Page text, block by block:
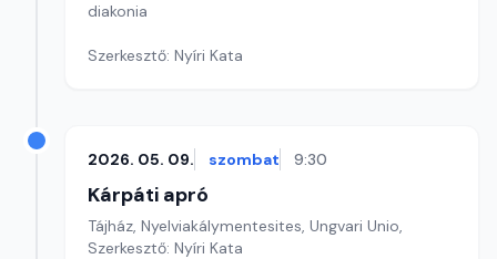
diakonia
Szerkesztő: Nyíri Kata
2026. 05. 09. szombat 9:30
Kárpáti apró
Tájház, Nyelviakálymentesites, Ungvari Unio,
Szerkesztő: Nyíri Kata